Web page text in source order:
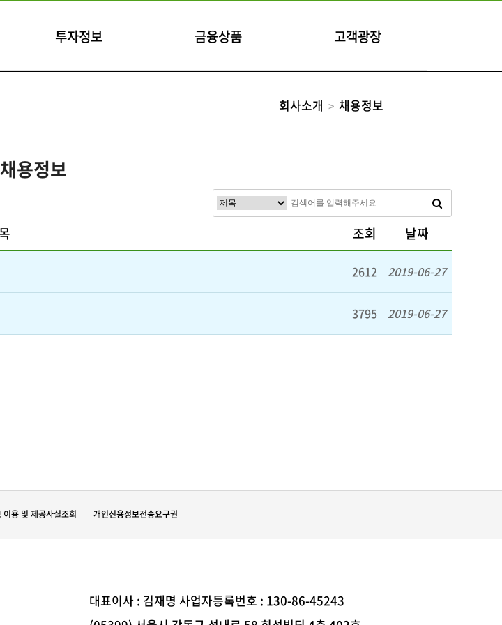
투자정보 금융상품 고객광장
회사소개 채용정보
채용정보
조회 날짜
2612 2019-06-27
3795 2019-06-27
이용 및 제공사실조회 개인신용정보전송요구권
대표이사 : 김재명 사업자등록번호 : 130-86-45243